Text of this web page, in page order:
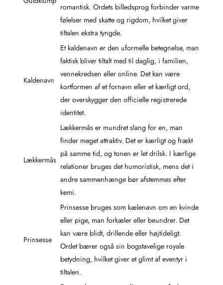
romantisk. Ordets billedsprog forbinder varme
følelser med skatte og rigdom, hvilket giver
tiltalen ekstra tyngde.
Kaldenavn
Et kaldenavn er den uformelle betegnelse, man
faktisk bliver tiltalt med til daglig, i familien,
vennekredsen eller online. Det kan være
kortformen af et fornavn eller et kærligt ord,
der overskygger den officielle registrerede
identitet.
Lækkermås
Lækkermås er mundret slang for en, man
finder meget attraktiv. Det er kærligt og frækt
på samme tid, og tonen er let drilsk. I kærlige
relationer bruges det humoristisk, mens det i
andre sammenhænge bør afstemmes efter
kemi.
Prinsesse
Prinsesse bruges som kælenavn om en kvinde
eller pige, man forkæler eller beundrer. Det
kan være blidt, drillende eller højtideligt.
Ordet bærer også sin bogstavelige royale
betydning, hvilket giver et glimt af eventyr i
tiltalen.